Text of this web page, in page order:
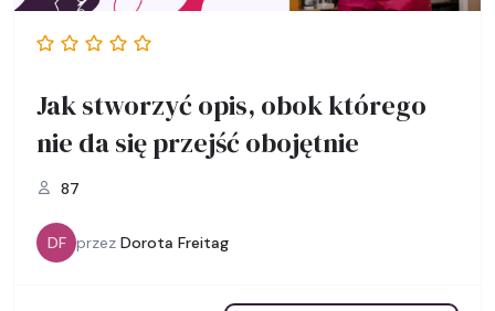
Jak stworzyć opis, obok którego
nie da się przejść obojętnie
87
DF przez Dorota Freitag